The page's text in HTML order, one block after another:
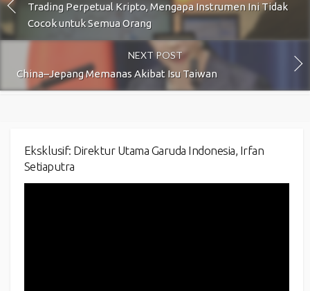
Trading Perpetual Kripto, Mengapa Instrumen Ini Tidak
Cocok untuk Semua Orang
NEXT POST
China–Jepang Memanas Akibat Isu Taiwan
Eksklusif: Direktur Utama Garuda Indonesia, Irfan
Setiaputra